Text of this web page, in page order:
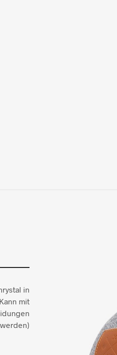
in
mit